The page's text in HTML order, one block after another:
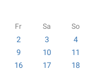
Fr Sa So
2 3
4
9 10
11
16 17
18